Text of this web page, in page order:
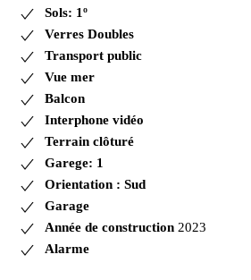
Sols: 1º
Verres Doubles
Transport public
Vue mer
Balcon
Interphone vidéo
Terrain clôturé
Garege: 1
Orientation : Sud
Garage
Année de construction 2023
Alarme